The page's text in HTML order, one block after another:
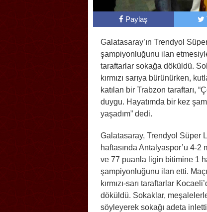
Paylaş
Galatasaray’ın Trendyol
şampiyonluğunu ilan
taraftarlar sokağa döküldü.
kırmızı sarıya bürünürken,
katılan bir Trabzon taraftarı,
duygu. Hayatımda bir kez
yaşadım” dedi.
Galatasaray, Trendyol Süper
haftasında Antalyaspor’u 4-2
ve 77 puanla ligin bitimine 1
şampiyonluğunu ilan etti.
kırmızı-sarı taraftarlar
döküldü. Sokaklar, meşalelerle
söyleyerek sokağı adeta